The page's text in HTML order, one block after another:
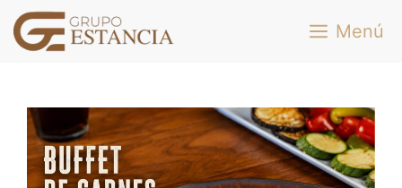
Saltar
contenido
Menú